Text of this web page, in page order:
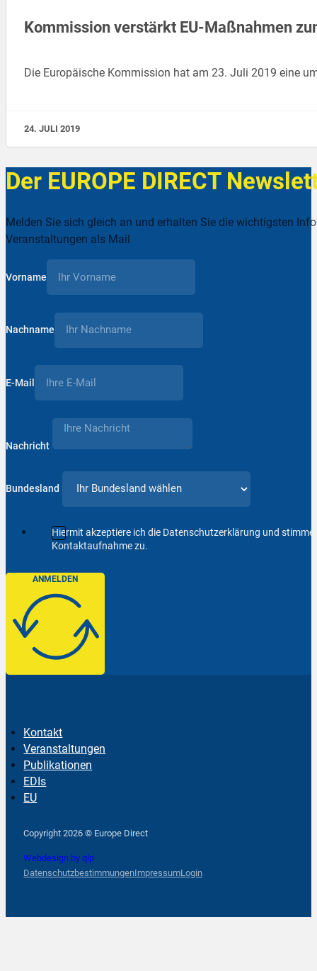
Kommission verstärkt EU-Maßnahmen
Die Europäische Kommission hat am 23. Juli 2019 eine
24. JULI 2019
Der EUROPE DIRECT
Melden Sie sich gleich an und erhalten Sie die wichtigsten
Veranstaltungen als Mail
Vorname
Nachname
E-Mail
Nachricht
Bundesland
Hiermit akzeptiere ich die Datenschutzerklärung und
Kontaktaufnahme zu.
ANMELDEN
Kontakt
Veranstaltungen
Publikationen
EDIs
EU
Copyright 2026 © Europe Direct
Webdesign by qlp
DatenschutzbestimmungenImpressumLogin